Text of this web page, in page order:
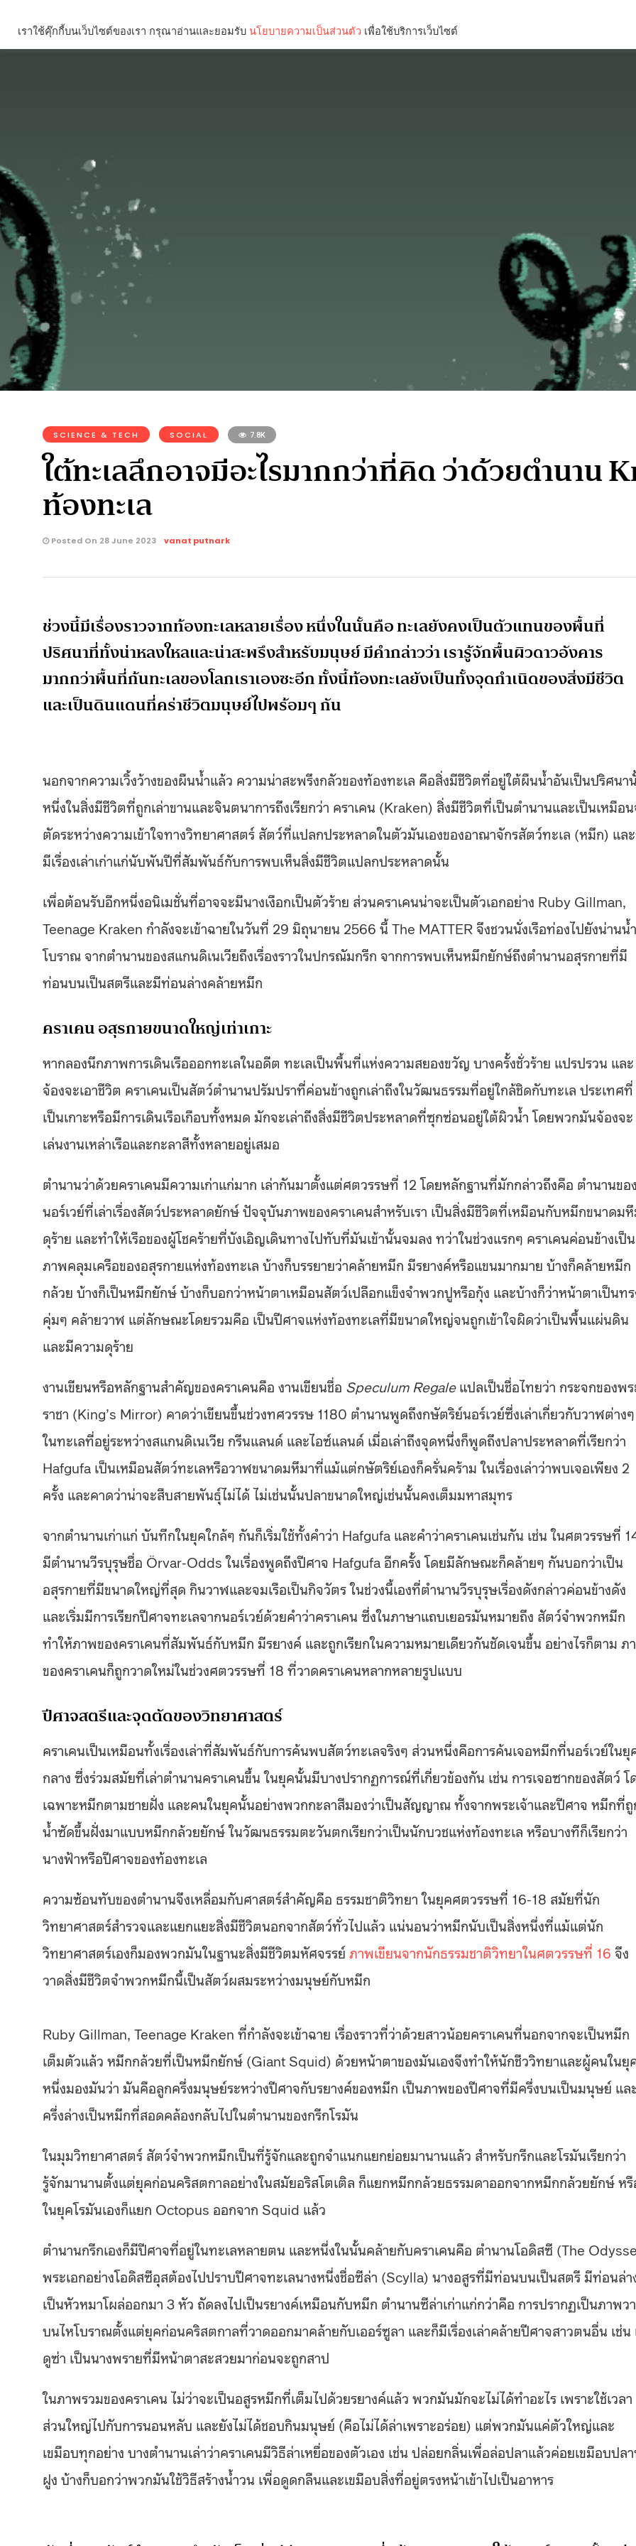
SCIENCE & TECH SOCIAL 7.8K
ใต้ทะเลลึกอาจมีอะไรมากกว่าที่คิด ว่าด้วยตำนาน
ท้องทะเล
Posted On 28 June 2023 vanat putnark
ช่วงนี้มีเรื่องราวจากท้องทะเลหลายเรื่อง หนึ่งในนั้นคือ ทะเลยังคงเป็นตัวแทนของพื้นที่
ปริศนาที่ทั้งน่าหลงใหลและน่าสะพรึงสำหรับมนุษย์ มีคำกล่าวว่า เรารู้จักพื้นผิวดาวอังคาร
มากกว่าพื้นที่ก้นทะเลของโลกเราเองซะอีก ทั้งนี้ท้องทะเลยังเป็นทั้งจุดกำเนิดของสิ่งมีชีวิต
และเป็นดินแดนที่คร่าชีวิตมนุษย์ไปพร้อมๆ กัน
นอกจากความเวิ้งว้างของผืนน้ำแล้ว ความน่าสะพรึงกลัวของท้องทะเล คือสิ่งมีชีวิตที่อยู่ใต้ผืนน้ำอันเป็นปริศนา
หนึ่งในสิ่งมีชีวิตที่ถูกเล่าขานและจินตนาการถึงเรียกว่า คราเคน (Kraken) สิ่งมีชีวิตที่เป็นตำนานและเป็นเหมือ
ตัดระหว่างความเข้าใจทางวิทยาศาสตร์ สัตว์ที่แปลกประหลาดในตัวมันเองของอาณาจักรสัตว์ทะเล (หมึก) แล
มีเรื่องเล่าเก่าแก่นับพันปีที่สัมพันธ์กับการพบเห็นสิ่งมีชีวิตแปลกประหลาดนั้น
เพื่อต้อนรับอีกหนึ่งอนิเมชั่นที่อาจจะมีนางเงือกเป็นตัวร้าย ส่วนคราเคนน่าจะเป็นตัวเอกอย่าง Ruby Gillman,
Teenage Kraken กำลังจะเข้าฉายในวันที่ 29 มิถุนายน 2566 นี้ The MATTER จึงชวนนั่งเรือท่องไปยังน่านน้ำ
โบราณ จากตำนานของสแกนดิเนเวียถึงเรื่องราวในปกรณัมกรีก จากการพบเห็นหมึกยักษ์ถึงตำนานอสุรกายที่มี
ท่อนบนเป็นสตรีและมีท่อนล่างคล้ายหมึก
คราเคน อสุรกายขนาดใหญ่เท่าเกาะ
หากลองนึกภาพการเดินเรือออกทะเลในอดีต ทะเลเป็นพื้นที่แห่งความสยองขวัญ บางครั้งชั่วร้าย แปรปรวน และ
จ้องจะเอาชีวิต คราเคนเป็นสัตว์ตำนานปรัมปราที่ค่อนข้างถูกเล่าถึงในวัฒนธรรมที่อยู่ใกล้ชิดกับทะเล ประเทศที่
เป็นเกาะหรือมีการเดินเรือเกือบทั้งหมด มักจะเล่าถึงสิ่งมีชีวิตประหลาดที่ซุกซ่อนอยู่ใต้ผิวน้ำ โดยพวกมันจ้องจะ
เล่นงานเหล่าเรือและกะลาสีทั้งหลายอยู่เสมอ
ตำนานว่าด้วยคราเคนมีความเก่าแก่มาก เล่ากันมาตั้งแต่ศตวรรษที่ 12 โดยหลักฐานที่มักกล่าวถึงคือ ตำนานของ
นอร์เวย์ที่เล่าเรื่องสัตว์ประหลาดยักษ์ ปัจจุบันภาพของคราเคนสำหรับเรา เป็นสิ่งมีชีวิตที่เหมือนกับหมึกขนาดม
ดุร้าย และทำให้เรือของผู้โชคร้ายที่บังเอิญเดินทางไปทับที่มันเข้านั้นจมลง ทว่าในช่วงแรกๆ คราเคนค่อนข้างเป็น
ภาพคลุมเครือของอสุรกายแห่งท้องทะเล บ้างก็บรรยายว่าคล้ายหมึก มีรยางค์หรือแขนมากมาย บ้างก็คล้ายหมึก
กล้วย บ้างก็เป็นหมึกยักษ์ บ้างก็บอกว่าหน้าตาเหมือนสัตว์เปลือกแข็งจำพวกปูหรือกุ้ง และบ้างก็ว่าหน้าตาเป็นท
คุ่มๆ คล้ายวาฬ แต่ลักษณะโดยรวมคือ เป็นปีศาจแห่งท้องทะเลที่มีขนาดใหญ่จนถูกเข้าใจผิดว่าเป็นพื้นแผ่นดิน
และมีความดุร้าย
งานเขียนหรือหลักฐานสำคัญของคราเคนคือ งานเขียนชื่อ Speculum Regaleแปลเป็นชื่อไทยว่า กระจกของพ
ราชา (King’s Mirror) คาดว่าเขียนขึ้นช่วงทศวรรษ 1180 ตำนานพูดถึงกษัตริย์นอร์เวย์ซึ่งเล่าเกี่ยวกับวาฬต่างๆ
ในทะเลที่อยู่ระหว่างสแกนดิเนเวีย กรีนแลนด์ และไอซ์แลนด์ เมื่อเล่าถึงจุดหนึ่งก็พูดถึงปลาประหลาดที่เรียกว่า
Hafgufa เป็นเหมือนสัตว์ทะเลหรือวาฬขนาดมหึมาที่แม้แต่กษัตริย์เองก็ครั่นคร้าม ในเรื่องเล่าว่าพบเจอเพียง 2
ครั้ง และคาดว่าน่าจะสืบสายพันธุ์ไม่ได้ ไม่เช่นนั้นปลาขนาดใหญ่เช่นนั้นคงเต็มมหาสมุทร
จากตำนานเก่าแก่ บันทึกในยุคใกล้ๆ กันก็เริ่มใช้ทั้งคำว่า Hafgufa และคำว่าคราเคนเช่นกัน เช่น ในศตวรรษที่
มีตำนานวีรบุรุษชื่อ Örvar-Odds ในเรื่องพูดถึงปีศาจ Hafgufa อีกครั้ง โดยมีลักษณะก็คล้ายๆ กันบอกว่าเป็น
อสุรกายที่มีขนาดใหญ่ที่สุด กินวาฬและจมเรือเป็นกิจวัตร ในช่วงนี้เองที่ตำนานวีรบุรุษเรื่องดังกล่าวค่อนข้างดัง
และเริ่มมีการเรียกปีศาจทะเลจากนอร์เวย์ด้วยคำว่าคราเคน ซึ่งในภาษาแถบเยอรมันหมายถึง สัตว์จำพวกหมึก
ทำให้ภาพของคราเคนที่สัมพันธ์กับหมึก มีรยางค์ และถูกเรียกในความหมายเดียวกันชัดเจนขึ้น อย่างไรก็ตาม ภ
ของคราเคนก็ถูกวาดใหม่ในช่วงศตวรรษที่ 18 ที่วาดคราเคนหลากหลายรูปแบบ
ปีศาจสตรีและจุดตัดของวิทยาศาสตร์
คราเคนเป็นเหมือนทั้งเรื่องเล่าที่สัมพันธ์กับการค้นพบสัตว์ทะเลจริงๆ ส่วนหนึ่งคือการค้นเจอหมึกที่นอร์เวย์ในยุ
กลาง ซึ่งร่วมสมัยที่เล่าตำนานคราเคนขึ้น ในยุคนั้นมีบางปรากฏการณ์ที่เกี่ยวข้องกัน เช่น การเจอซากของสัตว์ โ
เฉพาะหมึกตามชายฝั่ง และคนในยุคนั้นอย่างพวกกะลาสีมองว่าเป็นสัญญาณ ทั้งจากพระเจ้าและปีศาจ หมึกที่
น้ำซัดขึ้นฝั่งมาแบบหมึกกล้วยยักษ์ ในวัฒนธรรมตะวันตกเรียกว่าเป็นนักบวชแห่งท้องทะเล หรือบางทีก็เรียกว่า
นางฟ้าหรือปีศาจของท้องทะเล
ความซ้อนทับของตำนานจึงเหลื่อมกับศาสตร์สำคัญคือ ธรรมชาติวิทยา ในยุคศตวรรษที่ 16-18 สมัยที่นัก
วิทยาศาสตร์สำรวจและแยกแยะสิ่งมีชีวิตนอกจากสัตว์ทั่วไปแล้ว แน่นอนว่าหมึกนับเป็นสิ่งหนึ่งที่แม้แต่นัก
วิทยาศาสตร์เองก็มองพวกมันในฐานะสิ่งมีชีวิตมหัศจรรย์ภาพเขียนจากนักธรรมชาติวิทยาในศตวรรษที่ 16 จึง
วาดสิ่งมีชีวิตจำพวกหมึกนี้เป็นสัตว์ผสมระหว่างมนุษย์กับหมึก
Ruby Gillman, Teenage Kraken ที่กำลังจะเข้าฉาย เรื่องราวที่ว่าด้วยสาวน้อยคราเคนที่นอกจากจะเป็นหมึก
เต็มตัวแล้ว หมึกกล้วยที่เป็นหมึกยักษ์ (Giant Squid) ด้วยหน้าตาของมันเองจึงทำให้นักชีววิทยาและผู้คนในยุ
หนึ่งมองมันว่า มันคือลูกครึ่งมนุษย์ระหว่างปีศาจกับรยางค์ของหมึก เป็นภาพของปีศาจที่มีครึ่งบนเป็นมนุษย์ แล
ครึ่งล่างเป็นหมึกที่สอดคล้องกลับไปในตำนานของกรีกโรมัน
ในมุมวิทยาศาสตร์ สัตว์จำพวกหมึกเป็นที่รู้จักและถูกจำแนกแยกย่อยมานานแล้ว สำหรับกรีกและโรมันเรียกว่า
รู้จักมานานตั้งแต่ยุคก่อนคริสตกาลอย่างในสมัยอริสโตเติล ก็แยกหมึกกล้วยธรรมดาออกจากหมึกกล้วยยักษ์ ห
ในยุคโรมันเองก็แยก Octopus ออกจาก Squid แล้ว
ตำนานกรีกเองก็มีปีศาจที่อยู่ในทะเลหลายตน และหนึ่งในนั้นคล้ายกับคราเคนคือ ตำนานโอดิสซี (The
พระเอกอย่างโอดิสซีอุสต้องไปปราบปีศาจทะเลนางหนึ่งชื่อซีล่า (Scylla) นางอสูรที่มีท่อนบนเป็นสตรี มีท่อนล่า
เป็นหัวหมาโผล่ออกมา 3 หัว ถัดลงไปเป็นรยางค์เหมือนกับหมึก ตำนานซีล่าเก่าแก่กว่าคือ การปรากฏเป็นภาพว
บนไหโบราณตั้งแต่ยุคก่อนคริสตกาลที่วาดออกมาคล้ายกับเออร์ซูลา และก็มีเรื่องเล่าคล้ายปีศาจสาวตนอื่น เช่น
ดูซ่า เป็นนางพรายที่มีหน้าตาสะสวยมาก่อนจะถูกสาป
ในภาพรวมของคราเคน ไม่ว่าจะเป็นอสูรหมึกที่เต็มไปด้วยรยางค์แล้ว พวกมันมักจะไม่ได้ทำอะไร เพราะใช้เวลา
ส่วนใหญ่ไปกับการนอนหลับ และยังไม่ได้ชอบกินมนุษย์ (คือไม่ได้ล่าเพราะอร่อย) แต่พวกมันแค่ตัวใหญ่และ
เขมือบทุกอย่าง บางตำนานเล่าว่าคราเคนมีวิธีล่าเหยื่อของตัวเอง เช่น ปล่อยกลิ่นเพื่อล่อปลาแล้วค่อยเขมือบปล
ฝูง บ้างก็บอกว่าพวกมันใช้วิธีสร้างน้ำวน เพื่อดูดกลืนและเขมือบสิ่งที่อยู่ตรงหน้าเข้าไปเป็นอาหาร
เราใช้คุ๊กกี้บนเว็บไซต์ของเรา กรุณาอ่านและยอมรับ นโยบายความเป็นส่วนตัว เพื่อใช้บริการเว็บไซต์